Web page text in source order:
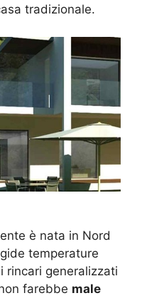
tradizionale.
è nata in Nord
temperature
rincari generalizzati
farebbe male